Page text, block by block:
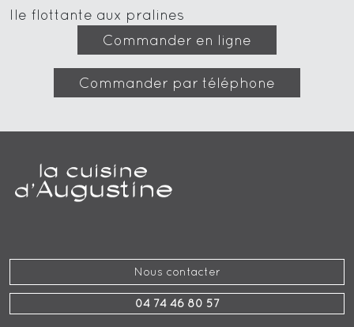
Ile flottante aux pralines
Commander en ligne
Commander par téléphone
Nous contacter
04 74 46 80 57